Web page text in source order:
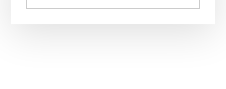
website